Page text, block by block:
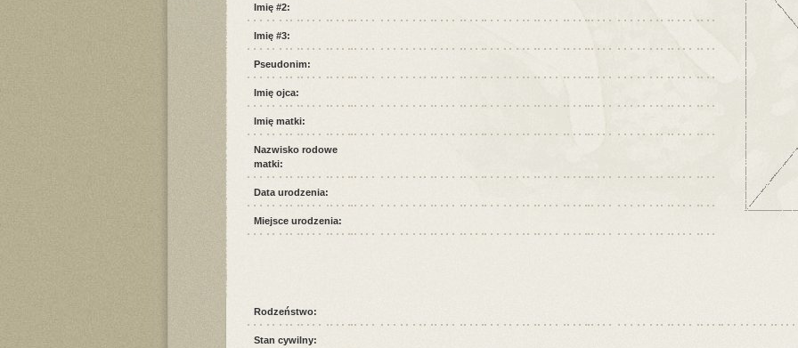
Imię #2:
Imię #3:
Pseudonim:
Imię ojca:
Imię matki:
Nazwisko rodowe
matki:
Data urodzenia:
Miejsce urodzenia:
Rodzeństwo:
Stan cywilny: